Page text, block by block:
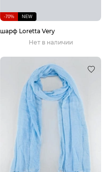
-70% NEW
шарф Loretta Very
Нет в наличии